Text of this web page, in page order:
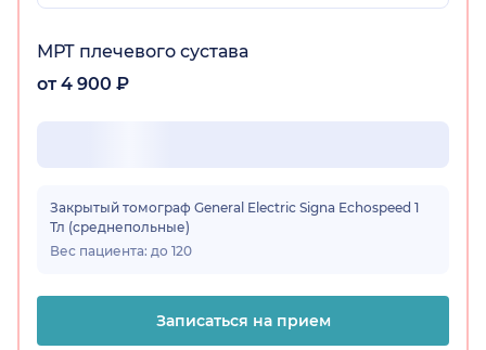
МРТ плечевого сустава
от 4 900 ₽
Закрытый томограф General Electric Signa Echospeed 1
Тл (среднепольные)
Вес пациента: до 120
Записаться на прием